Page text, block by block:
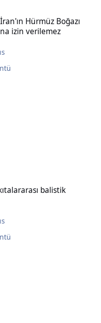
Hürmüz Boğazı
izin verilemez
balistik